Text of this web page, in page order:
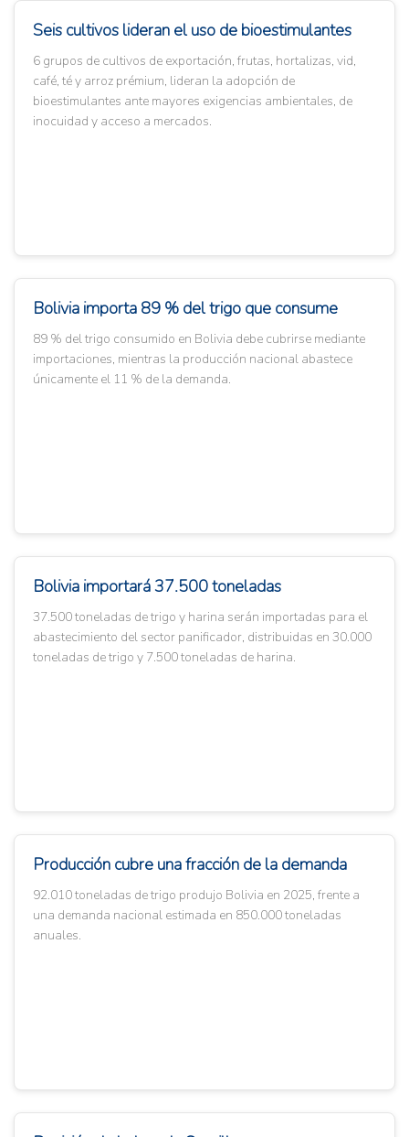
Seis cultivos lideran el uso de bioestimulantes
6 grupos de cultivos de exportación, frutas, hortalizas, vid,
café, té y arroz prémium, lideran la adopción de
bioestimulantes ante mayores exigencias ambientales, de
inocuidad y acceso a mercados.
Bolivia importa 89 % del trigo que consume
89 % del trigo consumido en Bolivia debe cubrirse mediante
importaciones, mientras la producción nacional abastece
únicamente el 11 % de la demanda.
Bolivia importará 37.500 toneladas
37.500 toneladas de trigo y harina serán importadas para el
abastecimiento del sector panificador, distribuidas en 30.000
toneladas de trigo y 7.500 toneladas de harina.
Producción cubre una fracción de la demanda
92.010 toneladas de trigo produjo Bolivia en 2025, frente a
una demanda nacional estimada en 850.000 toneladas
anuales.